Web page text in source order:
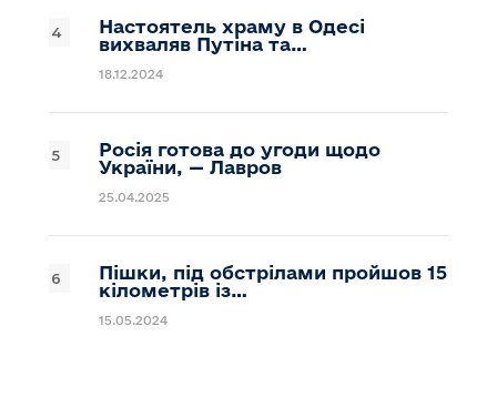
Настоятель храму в Одесі
вихваляв Путіна та…
18.12.2024
Росія готова до угоди щодо
України, — Лавров
25.04.2025
Пішки, під обстрілами пройшов 15
кілометрів із…
15.05.2024